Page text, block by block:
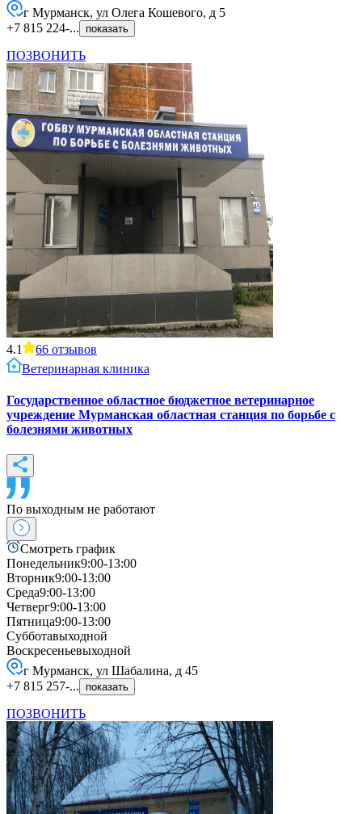
г Мурманск, ул Олега Кошевого, д 5
+7 815 224-...
показать
ПОЗВОНИТЬ
4.1 66 отзывов
Ветеринарная клиника
Государственное областное бюджетное ветеринарное
учреждение Мурманская областная станция по борьбе с
болезнями животных
По выходным не работают
Смотреть график
Понедельник9:00-13:00
Вторник9:00-13:00
Среда9:00-13:00
Четверг9:00-13:00
Пятница9:00-13:00
Субботавыходной
Воскресеньевыходной
г Мурманск, ул Шабалина, д 45
+7 815 257-...
показать
ПОЗВОНИТЬ